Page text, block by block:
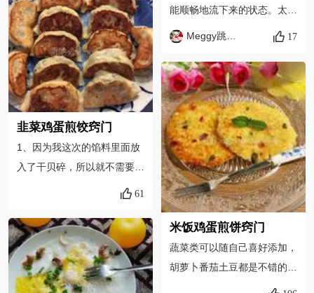
为小火在平底锅的中间。要不
然中间部位已经糊了，其他部
位还没熟。3.一般翻面的时候
都不容易操作，我是轻轻的倒
入锅盖中，然后将锅盖扣入平
底锅。这样就好操作多了。4.
我放入了一点辣椒面和一个红
辣椒，红辣椒是为了装饰而
用，不喜欢吃辣的可以不放辣
椒面。放了一点辣也是为了掩
韭菜鸡蛋煎饺窍门
1、因为我这次的馅料里面放
入了干贝碎，所以就不需要放
鸡精了，而且为了保留馅料的
干、姜等2、煎饺时加的水里
面放入适量的醋，这样煎出的
饺子底部的焦黄特别酥脆3、
因为全部都是素馅儿比较容易
61
能顺畅地流下来的状态。太
稠，不易摊开；太稀，饼太
了； 酱料可以用红豆腐乳、
甜面酱、黄豆酱、辣酱； 蔬
菜可以随口味调换； 锅加热
后，离火，面糊倒入锅中，摊
好后再重新火上加热；全程中
小火。
Meggy跳舞的苹果 17
米饭鸡蛋煎饼窍门
蔬菜类可以随自己喜好添加，
胡萝卜番茄土豆都是不错的选
择。加入鸡蛋和菜类搅匀的米